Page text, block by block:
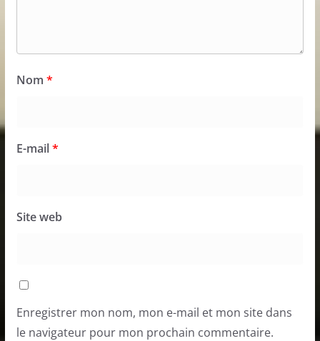
Nom *
E-mail*
Site web
Enregistrer mon nom, mon e-mail et mon site dans
le navigateur pour mon prochain commentaire.